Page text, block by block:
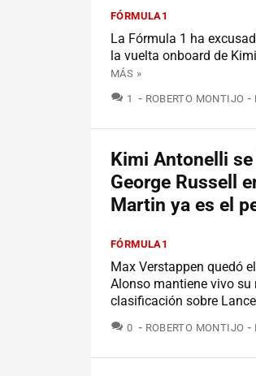
FÓRMULA1
La Fórmula 1 ha
la vuelta onboard de
MÁS »
1 COMENTARIOS
ROBERTO MONTIJO
Kimi Antonelli
George Russell
Martin ya es el
FÓRMULA1
Max Verstappen quedó
Alonso mantiene vivo su
clasificación sobre
0 COMENTARIOS
ROBERTO MONTIJO